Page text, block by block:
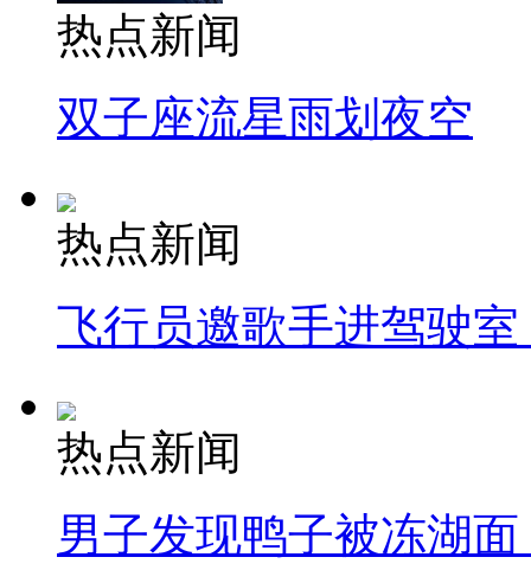
热点新闻
双子座流星雨划夜空
热点新闻
飞行员邀歌手进驾驶
热点新闻
男子发现鸭子被冻湖